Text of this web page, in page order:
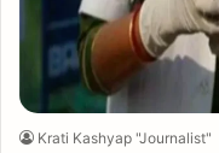
Krati Kashyap "Journalist"